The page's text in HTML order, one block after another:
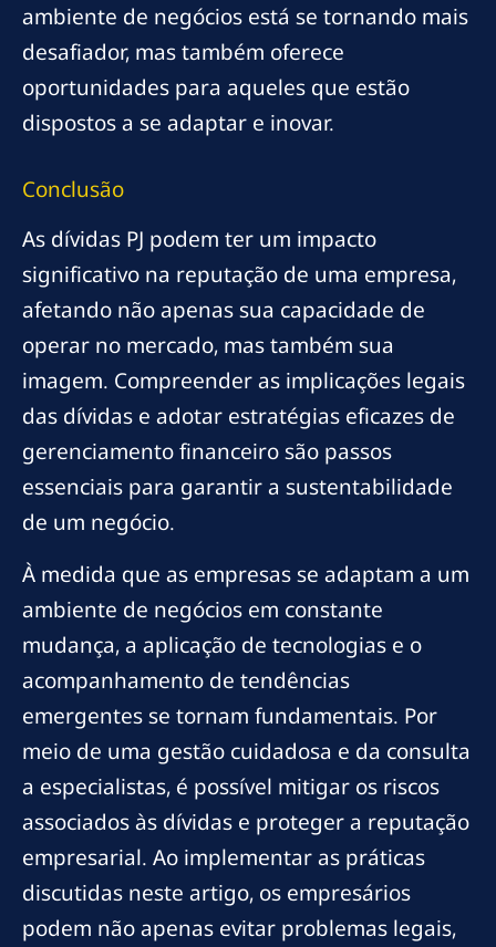
ambiente de negócios está se tornando mais
desafiador, mas também oferece
oportunidades para aqueles que estão
dispostos a se adaptar e inovar.
Conclusão
As dívidas PJ podem ter um impacto
significativo na reputação de uma empresa,
afetando não apenas sua capacidade de
operar no mercado, mas também sua
imagem. Compreender as implicações legais
das dívidas e adotar estratégias eficazes de
gerenciamento financeiro são passos
essenciais para garantir a sustentabilidade
de um negócio.
À medida que as empresas se adaptam a um
ambiente de negócios em constante
mudança, a aplicação de tecnologias e o
acompanhamento de tendências
emergentes se tornam fundamentais. Por
meio de uma gestão cuidadosa e da consulta
a especialistas, é possível mitigar os riscos
associados às dívidas e proteger a reputação
empresarial. Ao implementar as práticas
discutidas neste artigo, os empresários
podem não apenas evitar problemas legais,